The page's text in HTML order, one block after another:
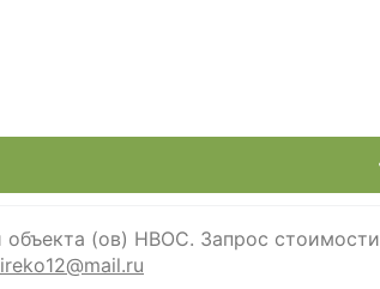
объекта (ов) НВОС. Запрос стоимости